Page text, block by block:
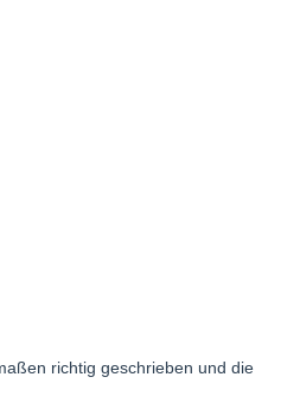
richtig geschrieben und die